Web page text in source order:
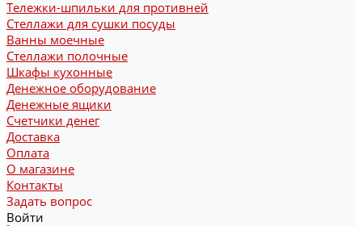
Тележки-шпильки для противней
Стеллажи для сушки посуды
Ванны моечные
Стеллажи полочные
Шкафы кухонные
Денежное оборудование
Денежные ящики
Счетчики денег
Доставка
Оплата
О магазине
Контакты
Задать вопрос
Войти